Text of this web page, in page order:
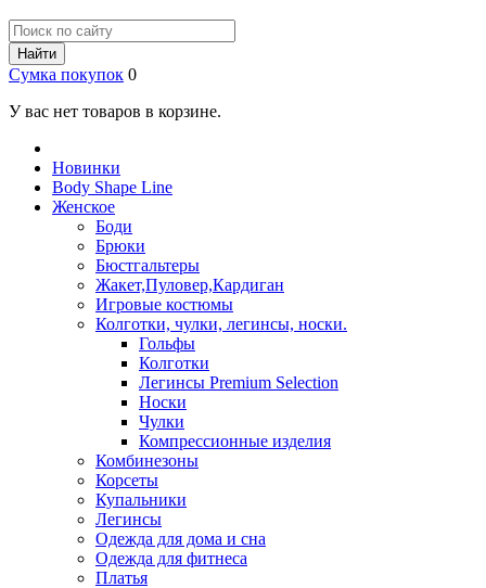
Найти
Сумка покупок 0
У вас нет товаров в корзине.
Новинки
Body Shape Line
Женское
Боди
Брюки
Бюстгальтеры
Жакет,Пуловер,Кардиган
Игровые костюмы
Колготки, чулки, легинсы, носки.
Гольфы
Колготки
Легинсы Premium Selection
Носки
Чулки
Компрессионные изделия
Комбинезоны
Корсеты
Купальники
Легинсы
Одежда для дома и сна
Одежда для фитнеса
Платья